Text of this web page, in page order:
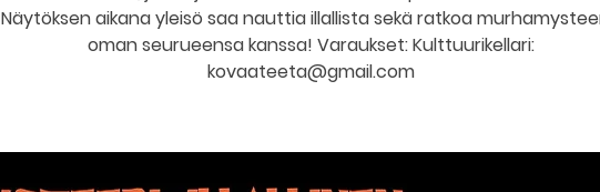
Näytöksen aikana yleisö saa nauttia illallista sekä ratkoa
oman seurueensa kanssa! Varaukset: Kulttuurikellari:
kovaateeta@gmail.com